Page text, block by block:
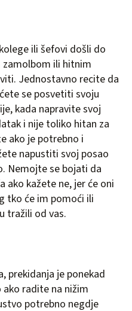
ili šefovi došli do
zamolbom ili hitnim
Jednostavno recite da
se posvetiti svoju
kada napravite svoj
i nije toliko hitan za
ako je potrebno i
napustiti svoj posao
Nemojte se bojati da
ako kažete ne, jer će oni
tko će im pomoći ili
tražili od vas.
prekidanja je ponekad
radite na nižim
potrebno negdje